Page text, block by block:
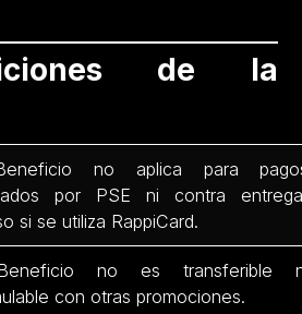
de la
no aplica para
por PSE ni contra
si se utiliza RappiCard.
no es transferible
con otras promociones.